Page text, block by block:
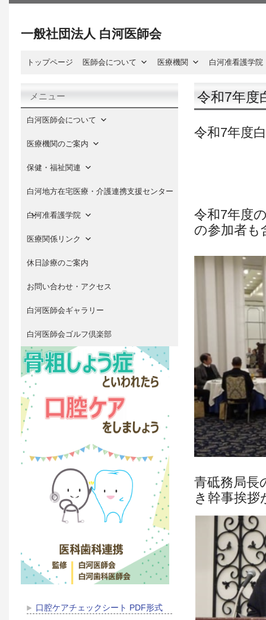
一般社団法人 白河医師会
トップページ 医師会について 医療機関 白河准看護学院
令和7年度
令和7年度
令和7年度
の参加者も
青砥務局長
き幹事挨
メニュー
白河医師会について
医療機関のご案内
保健・福祉関連
白河地方在宅医療・介護連携支援センター
白河准看護学院
医療関係リンク
休日診療のご案内
お問い合わせ・アクセス
白河医師会ギャラリー
白河医師会ゴルフ倶楽部
口腔ケアチェックシート PDF形式